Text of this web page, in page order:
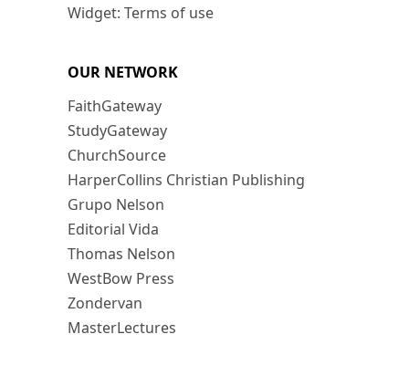
Widget: Terms of use
OUR NETWORK
FaithGateway
StudyGateway
ChurchSource
HarperCollins Christian Publishing
Grupo Nelson
Editorial Vida
Thomas Nelson
WestBow Press
Zondervan
MasterLectures